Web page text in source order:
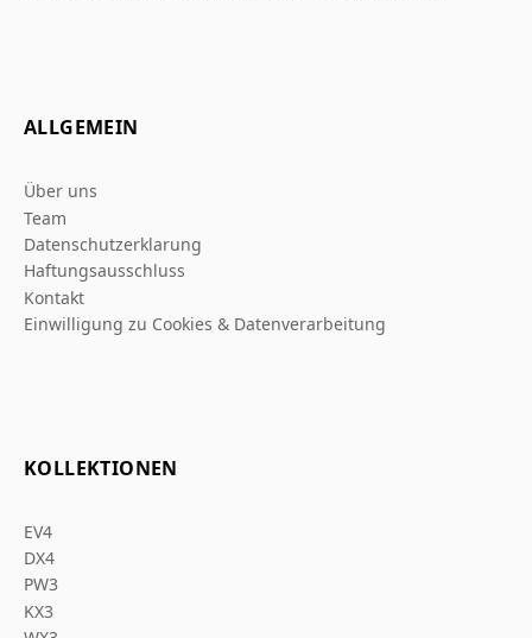
ALLGEMEIN
Über uns
Team
Datenschutzerklarung
Haftungsausschluss
Kontakt
Einwilligung zu Cookies & Datenverarbeitung
KOLLEKTIONEN
EV4
DX4
PW3
KX3